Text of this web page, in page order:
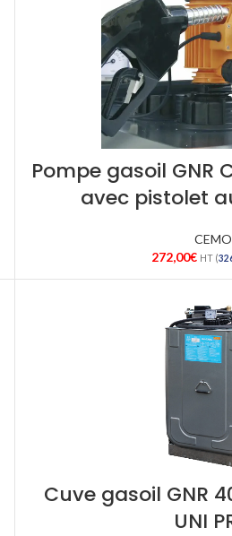
Pompe gasoil GNR
avec pistolet
CEMO
272,00€ HT (
Cuve gasoil GNR
UNI